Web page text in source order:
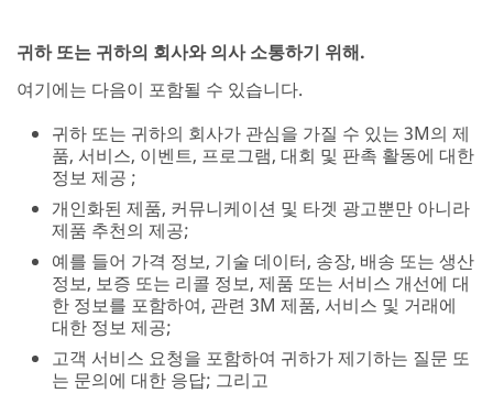
귀하 또는 귀하의 회사와 의사 소통하기 위해.
여기에는 다음이 포함될 수 있습니다.
귀하 또는 귀하의 회사가 관심을 가질 수 있는 3M의 제
품, 서비스, 이벤트, 프로그램, 대회 및 판촉 활동에 대한
정보 제공 ;
개인화된 제품, 커뮤니케이션 및 타겟 광고뿐만 아니라
제품 추천의 제공;
예를 들어 가격 정보, 기술 데이터, 송장, 배송 또는 생산
정보, 보증 또는 리콜 정보, 제품 또는 서비스 개선에 대
한 정보를 포함하여, 관련 3M 제품, 서비스 및 거래에
대한 정보 제공;
고객 서비스 요청을 포함하여 귀하가 제기하는 질문 또
는 문의에 대한 응답; 그리고